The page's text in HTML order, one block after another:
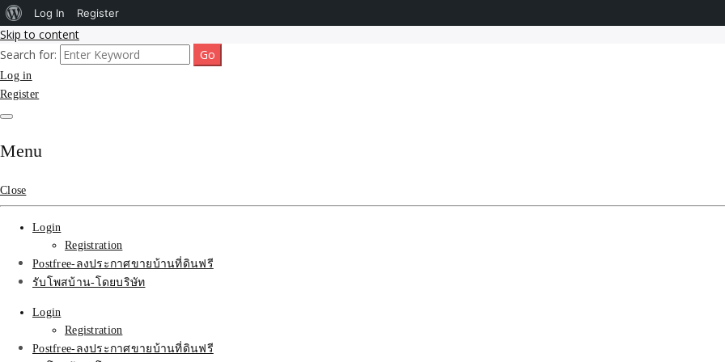
Skip to content
รับจ้างโพสขายบ้าน ติดAI Search รับทำSEOรายเดือน
SEOขายของ บ้านที่ดินฟรีประกาศ ที่เดียวในเมืองไทย
รับโพสต์เว็บขายบ้าน อสังหา ทำSEOรายเดือนราคาถูก เน้นติดAI โพสต์ประกาศบ้านที่ดินฟรี SEOขายบ้าน รับจ้างโพสต์บ้านที่ดินติดหน้า1goolge ราค
Search for:
Log in
Register
Menu
Close
Login
Registration
Postfree-ลงประกาศขายบ้านที่ดินฟรี
รับโพสบ้าน-โดยบริษัท
Login
Registration
Postfree-ลงประกาศขายบ้านที่ดินฟรี
About
WordPress
Log In Register